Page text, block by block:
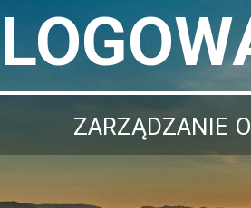
ZARZĄDZANIE